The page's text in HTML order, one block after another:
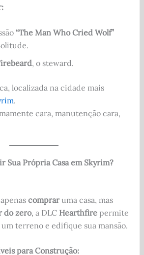
“The Man Who Cried Wolf”
, o steward.
localizada na cidade mais
.
cara, manutenção cara,
Sua Própria Casa em Skyrim?
compraruma casa, mas
do zero, a DLC Hearthfirepermite
terreno e edifique sua mansão.
para Construção: